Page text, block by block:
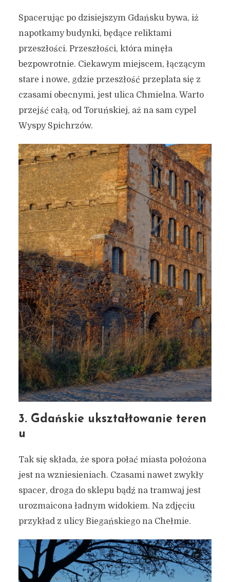
Spacerując po dzisiejszym Gdańsku bywa, iż
napotkamy budynki, będące reliktami
przeszłości. Przeszłości, która minęła
bezpowrotnie. Ciekawym miejscem, łączącym
stare i nowe, gdzie przeszłość przeplata się z
czasami obecnymi, jest ulica Chmielna. Warto
przejść całą, od Toruńskiej, aż na sam cypel
Wyspy Spichrzów.
3. Gdańskie ukształtowanie teren
u
Tak się składa, że spora połać miasta położona
jest na wzniesieniach. Czasami nawet zwykły
spacer, droga do sklepu bądź na tramwaj jest
urozmaicona ładnym widokiem. Na zdjęciu
przykład z ulicy Biegańskiego na Chełmie.